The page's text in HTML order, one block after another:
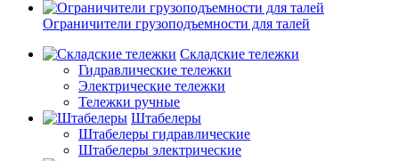
Ограничители грузоподъемности для талей
Складские тележки
Гидравлические тележки
Электрические тележки
Тележки ручные
Штабелеры
Штабелеры гидравлические
Штабелеры электрические